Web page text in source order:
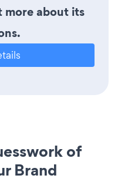
more about its
of
Brand